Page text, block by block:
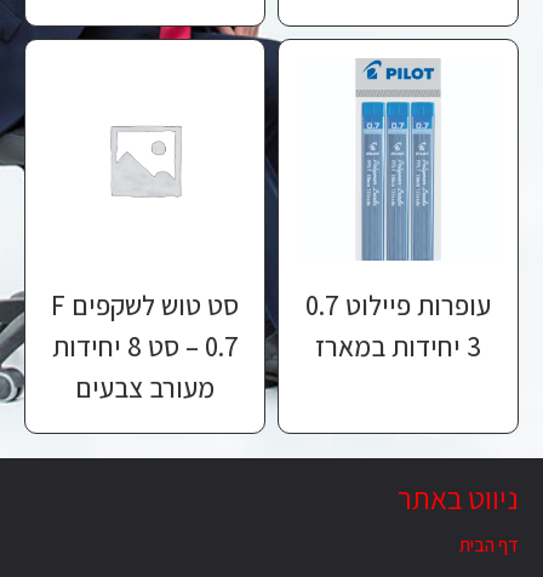
עופרות פיילוט 0.7
3 יחידות במארז
סט טוש לשקפים ‎F
0.7‏ – סט 8 יחידות
מעורב צבעים
ניווט באתר
דף הבית